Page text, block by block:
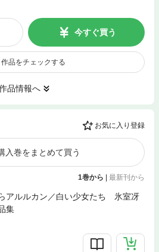
今すぐ買う
作品をチェックする
品情報へ
お気に入り登録
入巻をまとめて買う
1巻から | 最新刊から
アルルカン／白い少女たち 氷室冴
集